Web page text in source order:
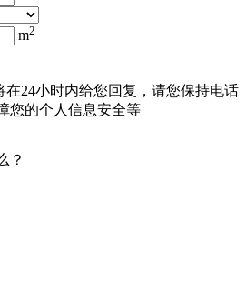
m2
24小时内给您回复，请您保持电话
您的个人信息安全等
？